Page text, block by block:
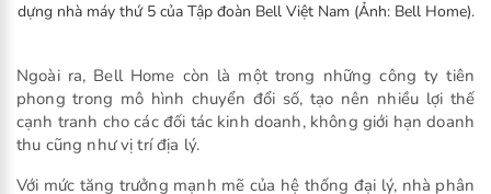
dựng nhà máy thứ 5 của Tập đoàn Bell Việt Nam (Ảnh: Bell Home).
Ngoài ra, Bell Home còn là một trong những công ty tiên
phong trong mô hình chuyển đổi số, tạo nên nhiều lợi thế
cạnh tranh cho các đối tác kinh doanh, không giới hạn doanh
thu cũng như vị trí địa lý.
Với mức tăng trưởng mạnh mẽ của hệ thống đại lý, nhà phân